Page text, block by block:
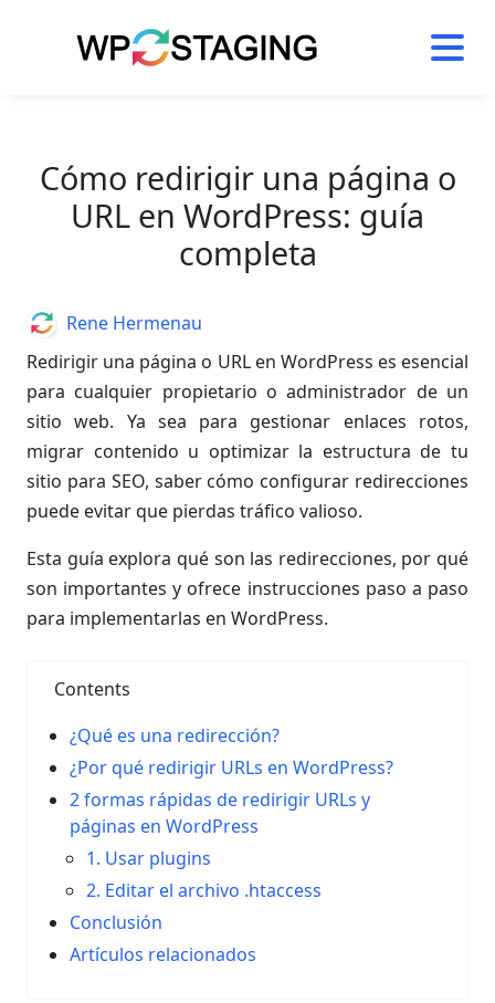
Cómo redirigir una página o
URL en WordPress: guía
completa
Redirigir una página o URL en WordPress es esencial
para cualquier propietario o administrador de un
sitio web. Ya sea para gestionar enlaces rotos,
migrar contenido u optimizar la estructura de tu
sitio para SEO, saber cómo configurar redirecciones
puede evitar que pierdas tráfico valioso.
Esta guía explora qué son las redirecciones, por qué
son importantes y ofrece instrucciones paso a paso
para implementarlas en WordPress.
Contents
¿Qué es una redirección?
¿Por qué redirigir URLs en WordPress?
2 formas rápidas de redirigir URLs y
páginas en WordPress
1. Usar plugins
2. Editar el archivo .htaccess
Conclusión
Artículos relacionados
AuthorRene Hermenau